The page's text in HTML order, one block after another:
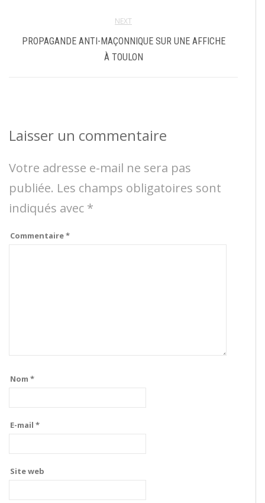
NEXT
PROPAGANDE ANTI-MAÇONNIQUE SUR UNE AFFICHE
À TOULON
Laisser un commentaire
Votre adresse e-mail ne sera pas
publiée. Les champs obligatoires sont
indiqués avec *
Commentaire*
Nom *
E-mail *
Site web